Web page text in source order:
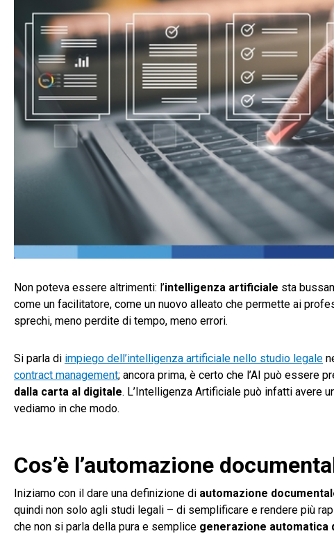
Non poteva essere altrimenti: l’intelligenza artificiale sta
come un facilitatore, come un nuovo alleato che permette ai
sprechi, meno perdite di tempo, meno errori.
Si parla di impiego dell’intelligenza artificiale nello studio legale
contract management; ancora prima, è certo che l’AI può essere
dalla carta al digitale. L’Intelligenza Artificiale può infatti avere
vediamo in che modo.
Cos’è l’automazione
Iniziamo con il dare una definizione di automazione
quindi non solo agli studi legali – di semplificare e rendere più
che non si parla della pura e semplice generazione automatica